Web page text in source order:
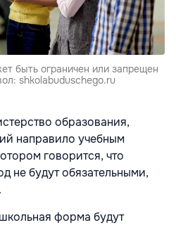
быть ограничен или запрещен
shkolabuduschego.ru
образования,
направило учебным
говорится, что
не будут обязательными,
.
форма будут